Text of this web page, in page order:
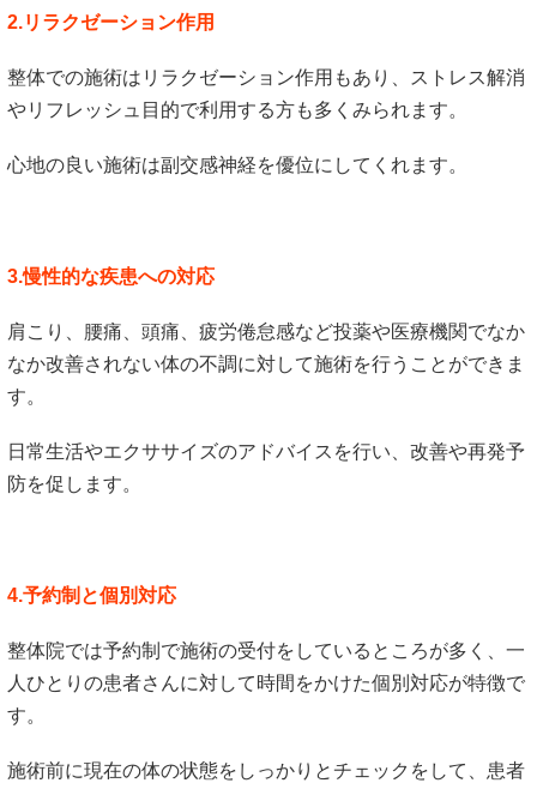
2.リラクゼーション作用
整体での施術はリラクゼーション作用もあり、ストレス解消
やリフレッシュ目的で利用する方も多くみられます。
心地の良い施術は副交感神経を優位にしてくれます。
3.慢性的な疾患への対応
肩こり、腰痛、頭痛、疲労倦怠感など投薬や医療機関でなか
なか改善されない体の不調に対して施術を行うことができま
す。
日常生活やエクササイズのアドバイスを行い、改善や再発予
防を促します。
4.予約制と個別対応
整体院では予約制で施術の受付をしているところが多く、一
人ひとりの患者さんに対して時間をかけた個別対応が特徴で
す。
施術前に現在の体の状態をしっかりとチェックをして、患者